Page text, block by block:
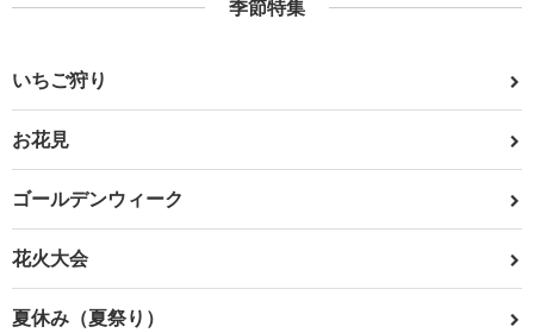
季節特集
いちご狩り
お花見
ゴールデンウィーク
花火大会
夏休み（夏祭り）